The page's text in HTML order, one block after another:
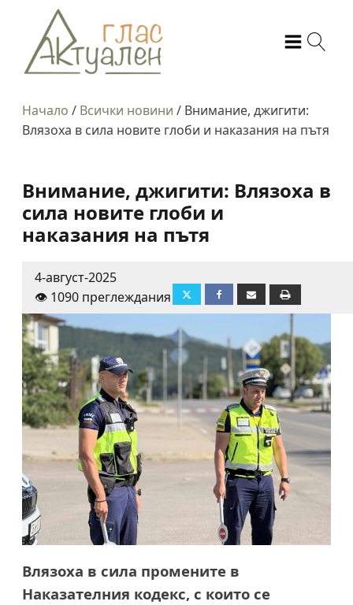
Начало / Всички новини / Внимание, джигити:
Влязоха в сила новите глоби и наказания на пътя
Внимание, джигити: Влязоха в
сила новите глоби и
наказания на пътя
4-август-2025
👁️ 1090 преглеждания
Влязоха в сила промените в
Наказателния кодекс, с които се